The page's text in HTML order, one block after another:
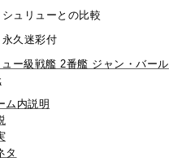
ュリューとの比較
久迷彩付
ュー級戦艦 2番艦 ジャン・バール
ム内説明
タ